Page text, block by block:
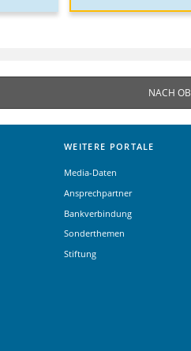
NACH
WEITERE PORTALE
Media-Daten
Ansprechpartner
Bankverbindung
Sonderthemen
Stiftung